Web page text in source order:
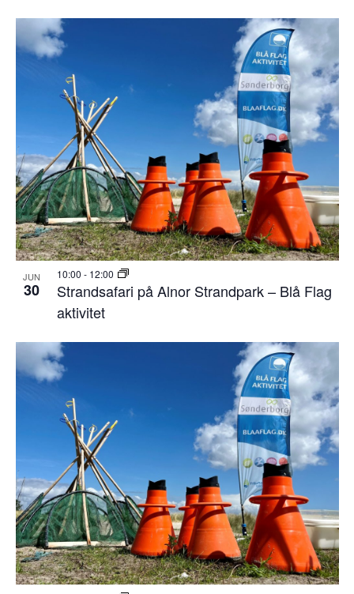
JUN
30
Strandsafari på Alnor Strandpark – Blå Flag
aktivitet
10:00 - 12:00